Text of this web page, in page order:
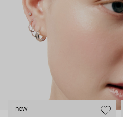
украшения легко сочетаются
Украшения AURIS – для тех, кто
делает это интеллигентно и по-
new